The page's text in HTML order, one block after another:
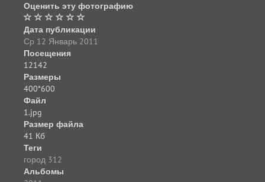
Оценить эту фотографию
Дата публикации
Ср 12 Январь 2011
Посещения
12142
Размеры
400*600
Файл
1.jpg
Размер файла
41 Кб
Теги
город 312
Альбомы